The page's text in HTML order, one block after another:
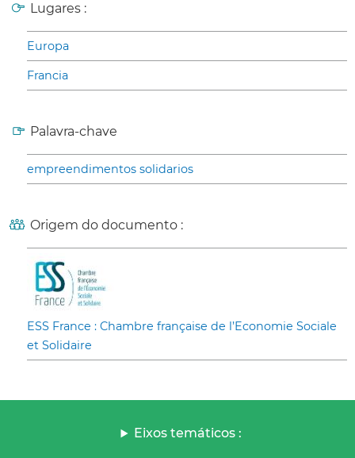
Lugares :
Europa
Francia
Palavra-chave
empreendimentos solidarios
Origem do documento :
ESS France : Chambre française de l’Economie Sociale
et Solidaire
Eixos temáticos :